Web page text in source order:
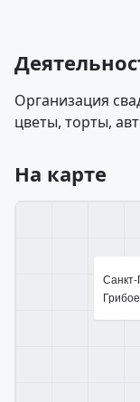
Организация
цветы, торты,
На карте
Санкт-